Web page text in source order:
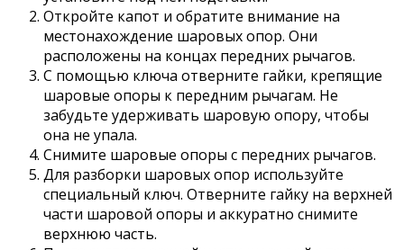
Откройте капот и обратите внимание на
местонахождение шаровых опор. Они
расположены на концах передних рычагов.
С помощью ключа отверните гайки, крепящие
шаровые опоры к передним рычагам. Не
забудьте удерживать шаровую опору, чтобы
она не упала.
Снимите шаровые опоры с передних рычагов.
Для разборки шаровых опор используйте
специальный ключ. Отверните гайку на верхней
части шаровой опоры и аккуратно снимите
верхнюю часть.